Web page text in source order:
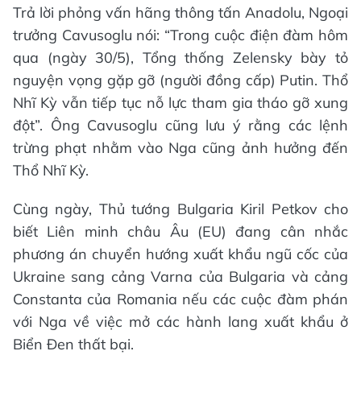
Trả lời phỏng vấn hãng thông tấn Anadolu, Ngoại
trưởng Cavusoglu nói: “Trong cuộc điện đàm hôm
qua (ngày 30/5), Tổng thống Zelensky bày tỏ
nguyện vọng gặp gỡ (người đồng cấp) Putin. Thổ
Nhĩ Kỳ vẫn tiếp tục nỗ lực tham gia tháo gỡ xung
đột”. Ông Cavusoglu cũng lưu ý rằng các lệnh
trừng phạt nhằm vào Nga cũng ảnh hưởng đến
Thổ Nhĩ Kỳ.
Cùng ngày, Thủ tướng Bulgaria Kiril Petkov cho
biết Liên minh châu Âu (EU) đang cân nhắc
phương án chuyển hướng xuất khẩu ngũ cốc của
Ukraine sang cảng Varna của Bulgaria và cảng
Constanta của Romania nếu các cuộc đàm phán
với Nga về việc mở các hành lang xuất khẩu ở
Biển Đen thất bại.